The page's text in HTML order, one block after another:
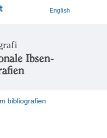
English
Ibsen-
bibliografien